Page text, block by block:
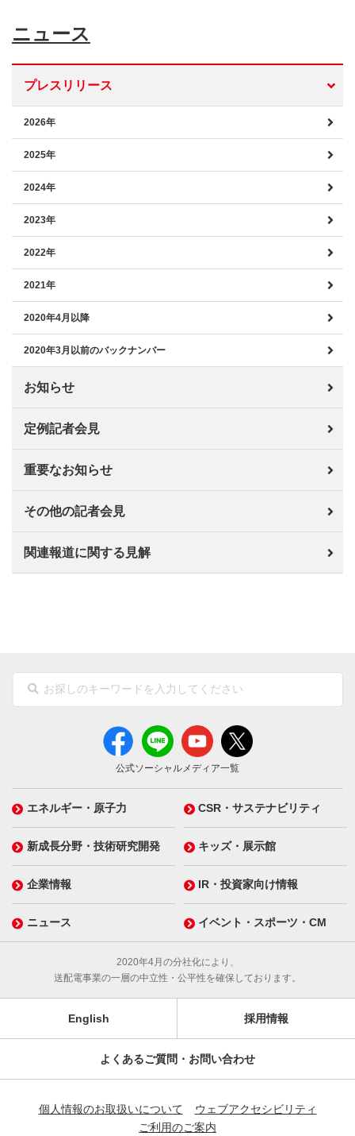
ニュース
プレスリリース
2026年
2025年
2024年
2023年
2022年
2021年
2020年4月以降
2020年3月以前のバックナンバー
お知らせ
定例記者会見
重要なお知らせ
その他の記者会見
関連報道に関する見解
公式ソーシャルメディア一覧
エネルギー・原子力 CSR・サステナビリティ
新成長分野・技術研究開発 キッズ・展示館
企業情報 IR・投資家向け情報
ニュース イベント・スポーツ・CM
2020年4月の分社化により、
送配電事業の一層の中立性・公平性を確保しております。
English 採用情報
よくあるご質問・お問い合わせ
個人情報のお取扱いについて
ウェブアクセシビリティ
ご利用のご案内